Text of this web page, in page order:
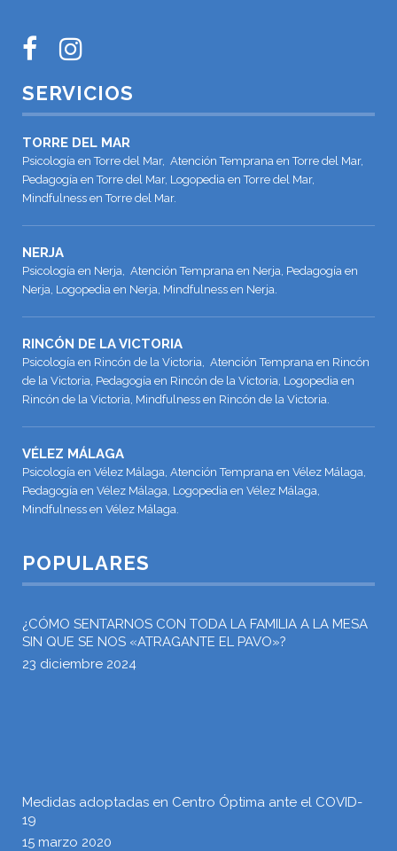
SERVICIOS
TORRE DEL MAR
Psicología en Torre del Mar, Atención Temprana en Torre del Mar,
Pedagogía en Torre del Mar, Logopedia en Torre del Mar,
Mindfulness en Torre del Mar.
NERJA
Psicología en Nerja, Atención Temprana en Nerja, Pedagogía en
Nerja, Logopedia en Nerja, Mindfulness en Nerja.
RINCÓN DE LA VICTORIA
Psicología en Rincón de la Victoria, Atención Temprana en Rincón
de la Victoria, Pedagogía en Rincón de la Victoria, Logopedia en
Rincón de la Victoria, Mindfulness en Rincón de la Victoria.
VÉLEZ MÁLAGA
Psicología en Vélez Málaga, Atención Temprana en Vélez Málaga,
Pedagogía en Vélez Málaga, Logopedia en Vélez Málaga,
Mindfulness en Vélez Málaga.
POPULARES
¿CÓMO SENTARNOS CON TODA LA FAMILIA A LA MESA
SIN QUE SE NOS «ATRAGANTE EL PAVO»?
23 diciembre 2024
Medidas adoptadas en Centro Óptima ante el COVID-
19
15 marzo 2020